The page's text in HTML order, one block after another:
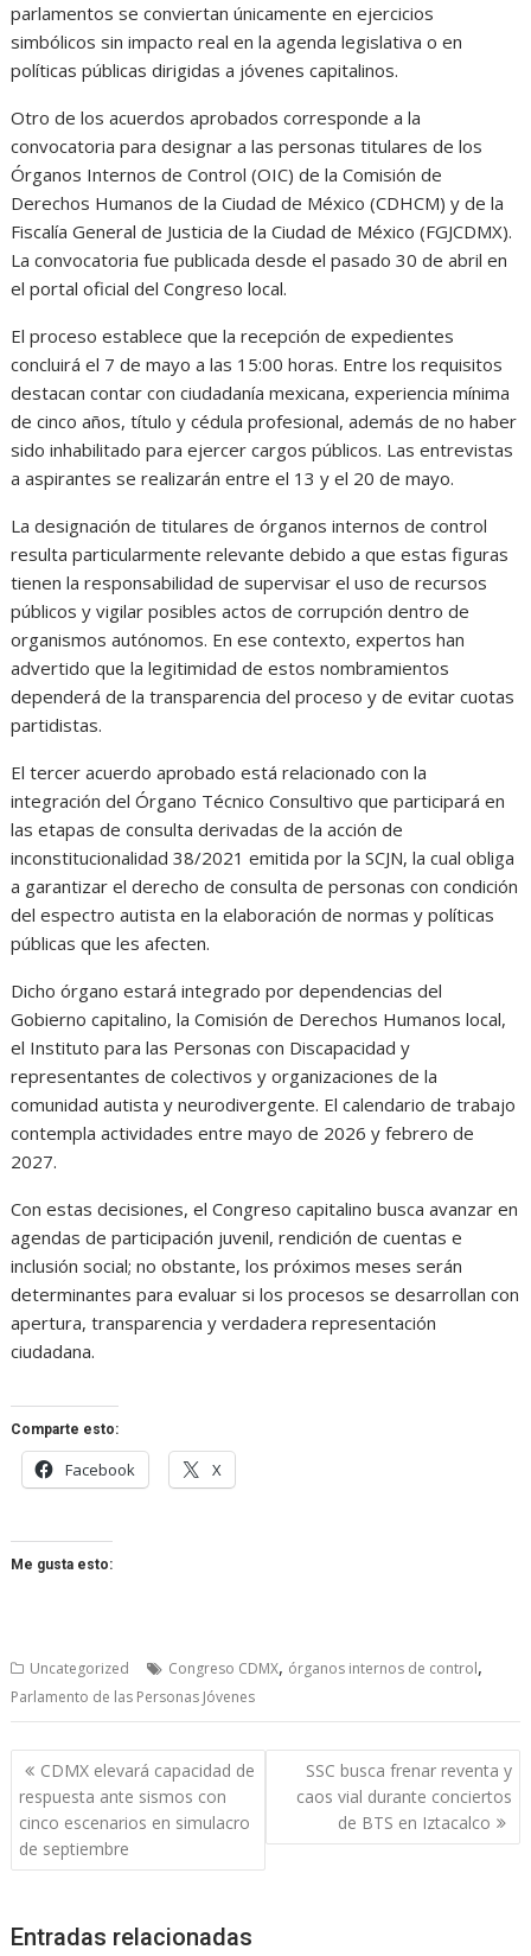
parlamentos se conviertan únicamente en ejercicios
simbólicos sin impacto real en la agenda legislativa o en
políticas públicas dirigidas a jóvenes capitalinos.
Otro de los acuerdos aprobados corresponde a la
convocatoria para designar a las personas titulares de los
Órganos Internos de Control (OIC) de la Comisión de
Derechos Humanos de la Ciudad de México (CDHCM) y de la
Fiscalía General de Justicia de la Ciudad de México (FGJCDMX).
La convocatoria fue publicada desde el pasado 30 de abril en
el portal oficial del Congreso local.
El proceso establece que la recepción de expedientes
concluirá el 7 de mayo a las 15:00 horas. Entre los requisitos
destacan contar con ciudadanía mexicana, experiencia mínima
de cinco años, título y cédula profesional, además de no haber
sido inhabilitado para ejercer cargos públicos. Las entrevistas
a aspirantes se realizarán entre el 13 y el 20 de mayo.
La designación de titulares de órganos internos de control
resulta particularmente relevante debido a que estas figuras
tienen la responsabilidad de supervisar el uso de recursos
públicos y vigilar posibles actos de corrupción dentro de
organismos autónomos. En ese contexto, expertos han
advertido que la legitimidad de estos nombramientos
dependerá de la transparencia del proceso y de evitar cuotas
partidistas.
El tercer acuerdo aprobado está relacionado con la
integración del Órgano Técnico Consultivo que participará en
las etapas de consulta derivadas de la acción de
inconstitucionalidad 38/2021 emitida por la SCJN, la cual obliga
a garantizar el derecho de consulta de personas con condición
del espectro autista en la elaboración de normas y políticas
públicas que les afecten.
Dicho órgano estará integrado por dependencias del
Gobierno capitalino, la Comisión de Derechos Humanos local,
el Instituto para las Personas con Discapacidad y
representantes de colectivos y organizaciones de la
comunidad autista y neurodivergente. El calendario de trabajo
contempla actividades entre mayo de 2026 y febrero de
2027.
Con estas decisiones, el Congreso capitalino busca avanzar en
agendas de participación juvenil, rendición de cuentas e
inclusión social; no obstante, los próximos meses serán
determinantes para evaluar si los procesos se desarrollan con
apertura, transparencia y verdadera representación
ciudadana.
Comparte esto:
Facebook X
Me gusta esto:
Uncategorized Congreso CDMX, órganos internos de control,
Parlamento de las Personas Jóvenes
Navegación
de
entradas
CDMX elevará capacidad de
respuesta ante sismos con
cinco escenarios en simulacro
de septiembre
SSC busca frenar reventa y
caos vial durante conciertos
de BTS en Iztacalco
Entradas relacionadas